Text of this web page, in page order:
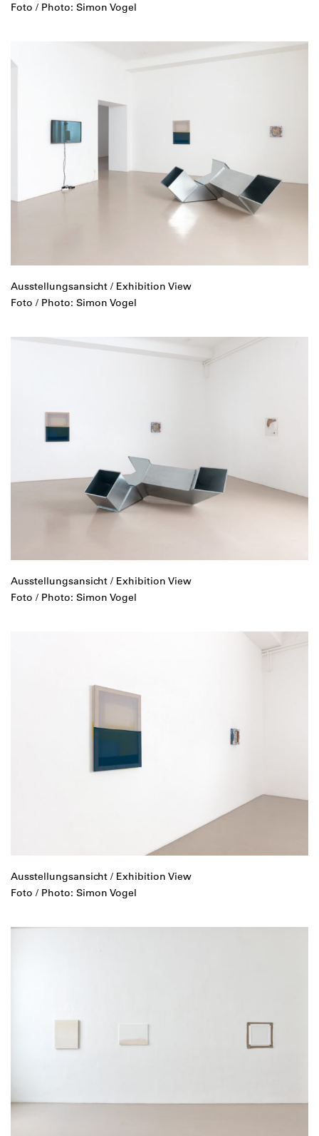
Foto / Photo: Simon Vogel
Ausstellungsansicht / Exhibition View
Foto / Photo: Simon Vogel
Ausstellungsansicht / Exhibition View
Foto / Photo: Simon Vogel
Ausstellungsansicht / Exhibition View
Foto / Photo: Simon Vogel